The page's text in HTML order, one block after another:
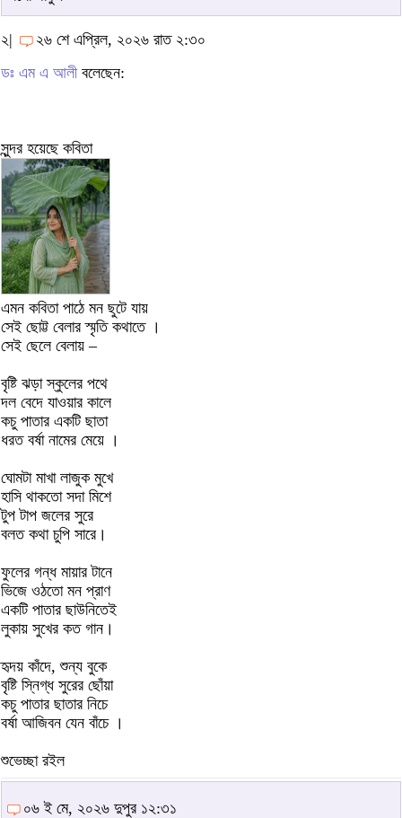
২|
২৬ শে এপ্রিল, ২০২৬ রাত ২:৩০
ডঃ এম এ আলীবলেছেন:
সুন্দর হয়েছে কবিতা
এমন কবিতা পাঠে মন ছুটে যায়
সেই ছোট্ট বেলার স্মৃতি কথাতে ।
সেই ছেলে বেলায় –
বৃষ্টি ঝড়া স্কুলের পথে
দল বেদে যাওয়ার কালে
কচু পাতার একটি ছাতা
ধরত বর্ষা নামের মেয়ে ।
ঘোমটা মাখা লাজুক মুখে
হাসি থাকতো সদা মিশে
টুপ টাপ জলের সুরে
বলত কথা চুপি সারে।
ফুলের গন্ধ মায়ার টানে
ভিজে ওঠতো মন প্রাণ
একটি পাতার ছাউনিতেই
লুকায় সুখের কত গান।
হৃদয় কাঁদে, শুন্য বুকে
বৃষ্টি স্নিগ্ধ সুরের ছোঁয়া
কচু পাতার ছাতার নিচে
বর্ষা আজিবন যেন বাঁচে ।
শুভেচ্ছা রইল
০৬ ই মে, ২০২৬ দুপুর ১২:৩১